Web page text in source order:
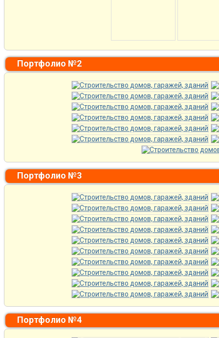
Портфолио №2
Портфолио №3
Портфолио №4